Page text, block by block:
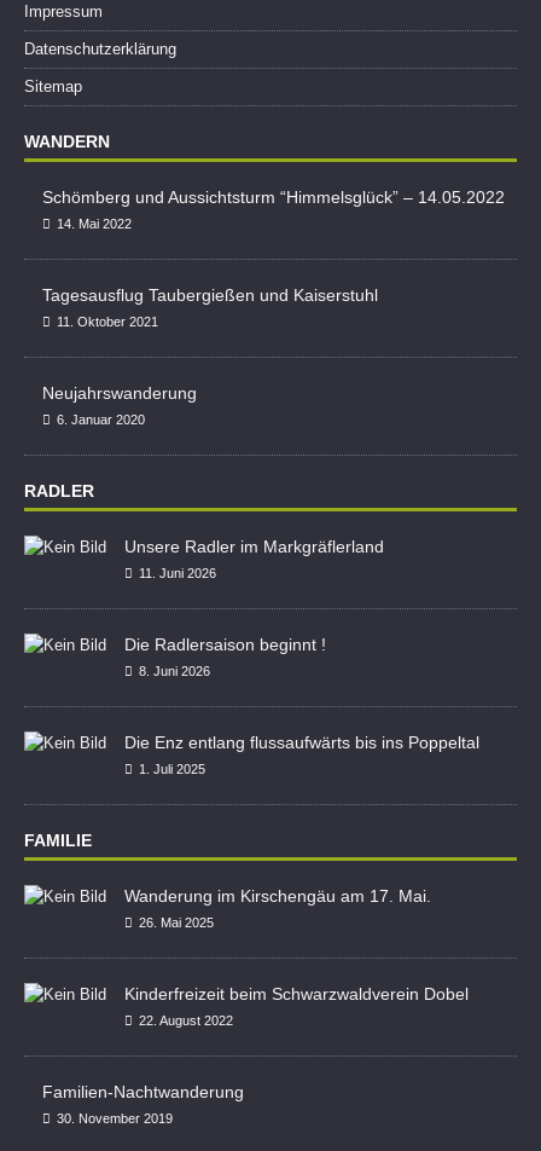
Impressum
Datenschutzerklärung
Sitemap
WANDERN
Schömberg und Aussichtsturm “Himmelsglück” – 14.05.2022
14. Mai 2022
Tagesausflug Taubergießen und Kaiserstuhl
11. Oktober 2021
Neujahrswanderung
6. Januar 2020
RADLER
Unsere Radler im Markgräflerland
11. Juni 2026
Die Radlersaison beginnt !
8. Juni 2026
Die Enz entlang flussaufwärts bis ins Poppeltal
1. Juli 2025
FAMILIE
Wanderung im Kirschengäu am 17. Mai.
26. Mai 2025
Kinderfreizeit beim Schwarzwaldverein Dobel
22. August 2022
Familien-Nachtwanderung
30. November 2019